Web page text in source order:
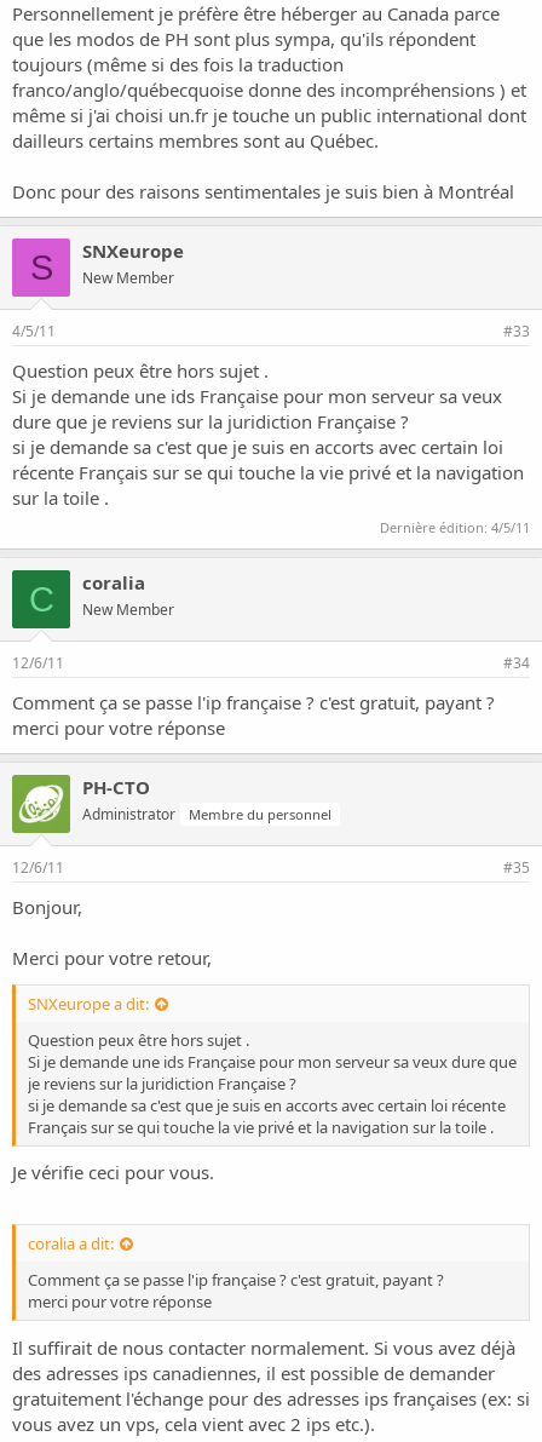
Personnellement je préfère être héberger au Canada parce
que les modos de PH sont plus sympa, qu'ils répondent
toujours (même si des fois la traduction
franco/anglo/québecquoise donne des incompréhensions ) et
même si j'ai choisi un.fr je touche un public international dont
dailleurs certains membres sont au Québec.
Donc pour des raisons sentimentales je suis bien à Montréal
S SNXeurope
New Member
4/5/11 #33
Question peux être hors sujet .
Si je demande une ids Française pour mon serveur sa veux
dure que je reviens sur la juridiction Française ?
si je demande sa c'est que je suis en accorts avec certain loi
récente Français sur se qui touche la vie privé et la navigation
sur la toile .
Dernière édition: 4/5/11
C coralia
New Member
12/6/11 #34
Comment ça se passe l'ip française ? c'est gratuit, payant ?
merci pour votre réponse
PH-CTO
Administrator Membre du personnel
12/6/11 #35
Bonjour,
Merci pour votre retour,
SNXeurope a dit:
Question peux être hors sujet .
Si je demande une ids Française pour mon serveur sa veux dure que
je reviens sur la juridiction Française ?
si je demande sa c'est que je suis en accorts avec certain loi récente
Français sur se qui touche la vie privé et la navigation sur la toile .
Je vérifie ceci pour vous.
coralia a dit:
Comment ça se passe l'ip française ? c'est gratuit, payant ?
merci pour votre réponse
Il suffirait de nous contacter normalement. Si vous avez déjà
des adresses ips canadiennes, il est possible de demander
gratuitement l'échange pour des adresses ips françaises (ex: si
vous avez un vps, cela vient avec 2 ips etc.).